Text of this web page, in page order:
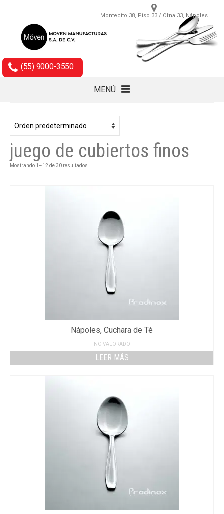
Montecito 38, Piso 33 / Ofna 33, Nápoles
(55) 9000-3550
MENÚ
Cubiertos
Accesorios
Empaques
juego de cubiertos finos
Mostrando 1–12 de 30 resultados
Nápoles, Cuchara de Té
NO VALORADO
LEER MÁS